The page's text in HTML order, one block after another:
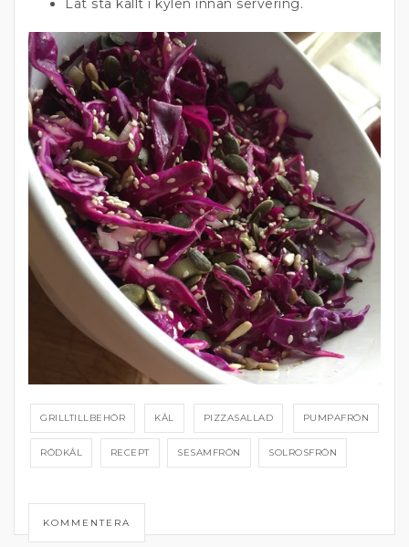
Låt stå kallt i kylen innan servering.
GRILLTILLBEHÖR KÅL PIZZASALLAD PUMPAFRÖN
RÖDKÅL RECEPT SESAMFRÖN SOLROSFRÖN
KOMMENTERA